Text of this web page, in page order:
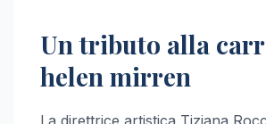
Un tributo alla
helen mirren
La direttrice artistica Tiziana